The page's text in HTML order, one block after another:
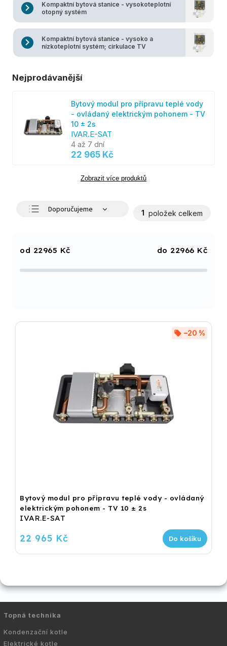
Kompaktní bytová stanice - vysokoteplotní
otopný systém
Kompaktní bytová stanice - vysoko a
nízkoteplotní systém; cirkulace TV
Nejprodávanější
Bytový modul pro přípravu teplé vody
- ovládaný elektrickým pohonem - TV
10 ± 2s
IVAR.E-SAT
4 až 7 dní
22 965 Kč
Zobrazit více produktů
Doporučujeme
Abecedně
1 položek celkem
22965 Kč 22966 Kč
Bytový modul pro přípravu teplé vody - ovládaný
elektrickým pohonem - TV 10 ± 2s
IVAR.E-SAT
–20 %
22 965 Kč Do košíku
Topná technika
Kondenzační kotle
Elektrické kotle